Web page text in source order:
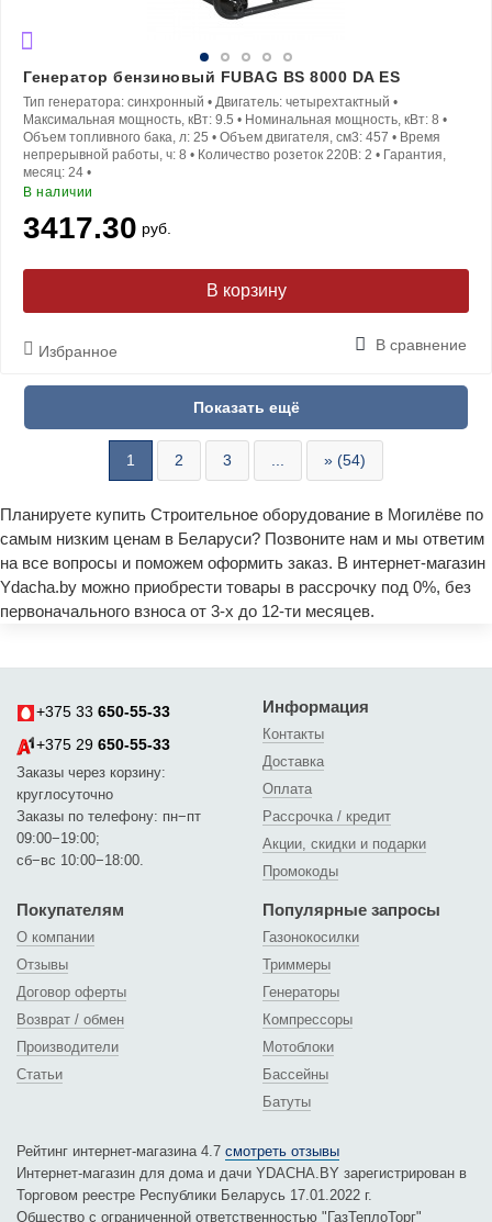
Генератор бензиновый FUBAG BS 8000 DA ES
Тип генератора: синхронный • Двигатель: четырехтактный •
Максимальная мощность, кВт: 9.5 • Номинальная мощность, кВт: 8 •
Объем топливного бака, л: 25 • Объем двигателя, см3: 457 • Время
непрерывной работы, ч: 8 • Количество розеток 220В: 2 • Гарантия,
месяц: 24 •
В наличии
3417.30 руб.
В корзину
Избранное В сравнение
1 2 3 » (54)
Планируете купить Строительное оборудование в Могилёве по
самым низким ценам в Беларуси? Позвоните нам и мы ответим
на все вопросы и поможем оформить заказ. В интернет-магазин
Ydacha.by можно приобрести товары в рассрочку под 0%, без
первоначального взноса от 3-х до 12-ти месяцев.
+375 33 650-55-33
+375 29 650-55-33
Заказы через корзину:
круглосуточно
Заказы по телефону: пн−пт
09:00−19:00;
сб−вс 10:00−18:00.
Информация
Контакты
Доставка
Оплата
Рассрочка / кредит
Акции, скидки и подарки
Промокоды
Покупателям
О компании
Отзывы
Договор оферты
Возврат / обмен
Производители
Статьи
Популярные запросы
Газонокосилки
Триммеры
Генераторы
Компрессоры
Мотоблоки
Бассейны
Батуты
Рейтинг интернет-магазина 4.7 смотреть отзывы
Интернет-магазин для дома и дачи YDACHA.BY зарегистрирован в
Торговом реестре Республики Беларусь 17.01.2022 г.
Общество с ограниченной ответственностью "ГазТеплоТорг"